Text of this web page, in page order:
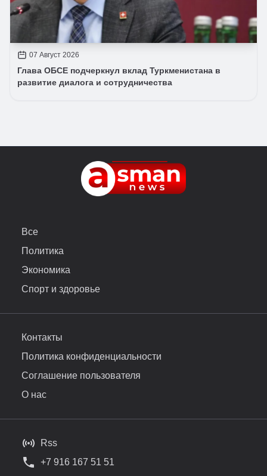
07 Август 2026
Глава ОБСЕ подчеркнул вклад Туркменистана в
развитие диалога и сотрудничества
Все
Политика
Экономика
Спорт и здоровье
Контакты
Политика конфиденциальности
Соглашение пользователя
О нас
Rss
+7 916 167 51 51